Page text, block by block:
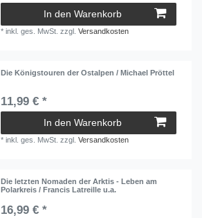
In den Warenkorb
*inkl. ges. MwSt. zzgl.Versandkosten
Die Königstouren der Ostalpen / Michael Pröttel
11,99 € *
In den Warenkorb
*inkl. ges. MwSt. zzgl.Versandkosten
Die letzten Nomaden der Arktis - Leben am
Polarkreis / Francis Latreille u.a.
16,99 € *